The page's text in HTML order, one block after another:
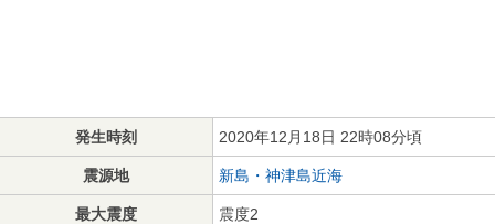
発生時刻 2020年12月18日 22時08分頃
震源地 新島・神津島近海
最大震度 震度2